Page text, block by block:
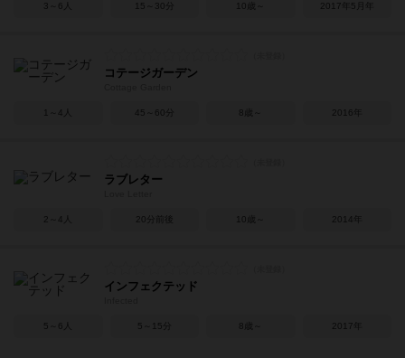
3～6人 15～30分 10歳～ 2017年5月年
コテージガーデン
1～4人 45～60分 8歳～ 2016年
ラブレター
2～4人 20分前後 10歳～ 2014年
インフェクテッド
5～6人 5～15分 8歳～ 2017年